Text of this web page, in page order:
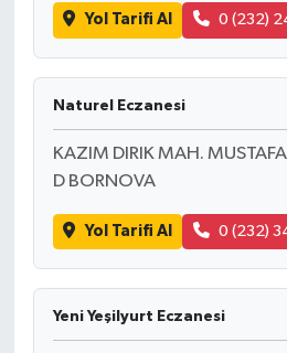
Yol Tarifi Al 0 (232)
Naturel Eczanesi
KAZIM DIRIK MAH.
D BORNOVA
Yol Tarifi Al 0 (232)
Yeni Yeşilyurt Eczanesi